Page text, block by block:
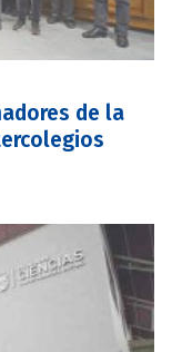
de la